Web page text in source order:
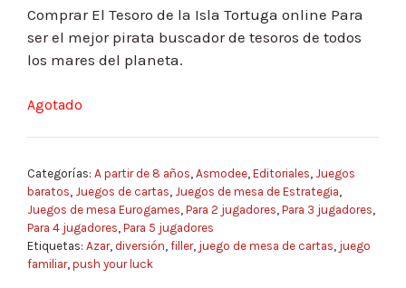
Comprar El Tesoro de la Isla Tortuga online Para
ser el mejor pirata buscador de tesoros de todos
los mares del planeta.
Agotado
Categorías: A partir de 8 años, Asmodee, Editoriales, Juegos
baratos, Juegos de cartas, Juegos de mesa de Estrategia,
Juegos de mesa Eurogames, Para 2 jugadores, Para 3 jugadores,
Para 4 jugadores, Para 5 jugadores
Etiquetas: Azar, diversión, filler, juego de mesa de cartas, juego
familiar, push your luck